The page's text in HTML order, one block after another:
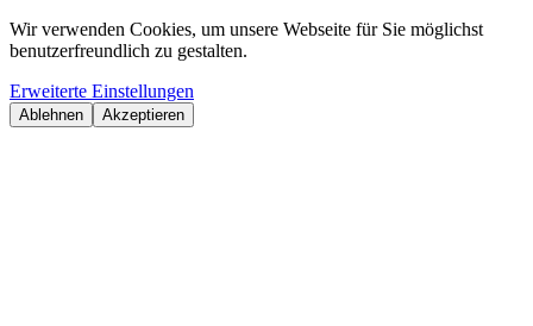
Wir verwenden Cookies, um unsere Webseite für Sie möglichst
benutzerfreundlich zu gestalten.
Erweiterte Einstellungen
Ablehnen Akzeptieren